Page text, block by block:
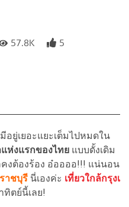
57.8K 5
มีอยู่เยอะแยะเต็มไปหมดใน
ห่งแรกของไทย แบบดั้งเดิม
งต้องร้อง อ๋ออออ!!! แน่นอน
ราชบุรี นี่เองค่ะ เที่ยวใกล้กรุงเ
ทิตย์นี้เลย!